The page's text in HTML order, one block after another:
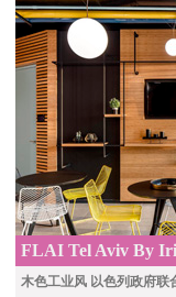
FLAI Tel Aviv By
木色工业风 以色列政府